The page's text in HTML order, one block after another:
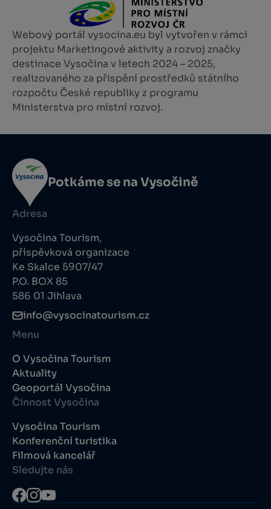
Webový portál vysocina.eu byl vytvořen v rámci
projektu Marketingové aktivity a rozvoj značky
destinace Vysočina v letech 2024 – 2025,
realizovaného za přispění prostředků státního
rozpočtu České republiky z programu
Ministerstva pro místní rozvoj.
Potkáme se na Vysočině
Adresa
Vysočina Tourism,
příspěvková organizace
Ke Skalce 5907/47
P.O. BOX 85
586 01 Jihlava
info@vysocinatourism.cz
Menu
O Vysočina Tourism
Aktuality
Geoportál Vysočina
Činnost Vysočina
Vysočina Tourism
Konferenční turistika
Filmová kancelář
Sledujte nás